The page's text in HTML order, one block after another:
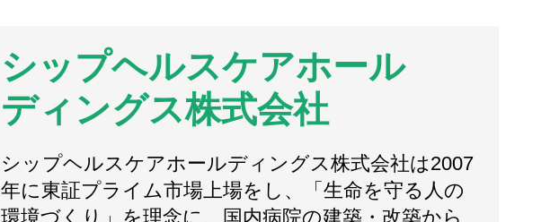
シップヘルスケアホール
ディングス株式会社
シップヘルスケアホールディングス株式会社は2007
年に東証プライム市場上場をし、「生命を守る人の
環境づくり」を理念に、国内病院の建築・改築から